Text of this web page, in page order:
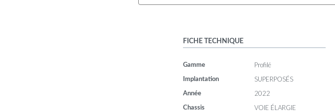
FICHE TECHNIQUE
Gamme Profilé
Implantation SUPERPOSÉS
Année 2022
Chassis VOIE ÉLARGIE